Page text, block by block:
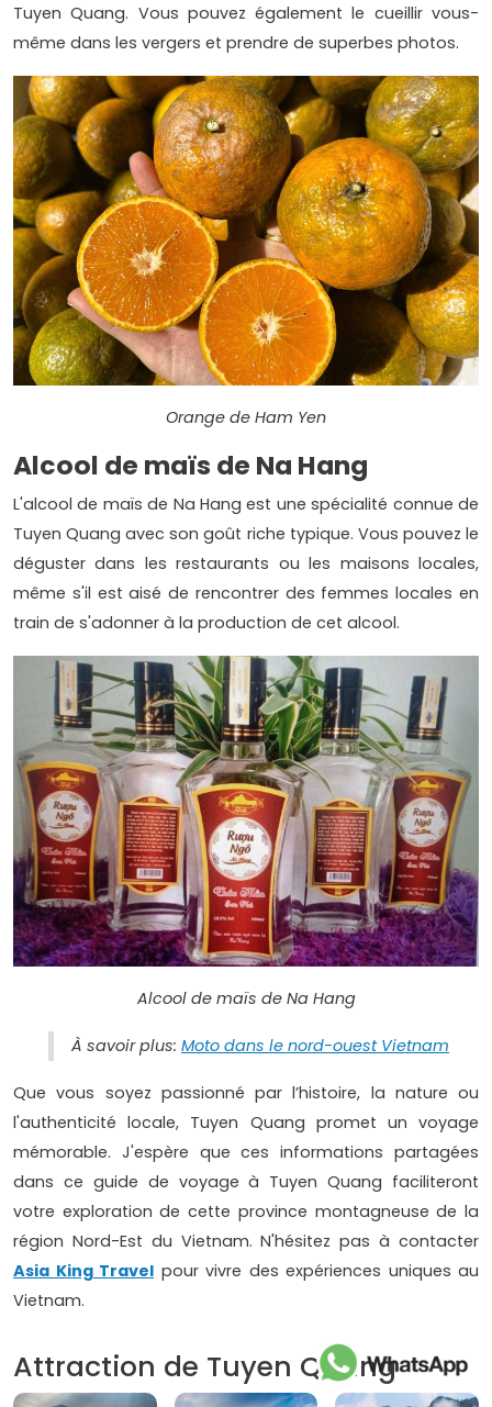
Tuyen Quang. Vous pouvez également le cueillir vous-
même dans les vergers et prendre de superbes photos.
Orange de Ham Yen
Alcool de maïs de Na Hang
L'alcool de maïs de Na Hang est une spécialité connue de
Tuyen Quang avec son goût riche typique. Vous pouvez le
déguster dans les restaurants ou les maisons locales,
même s'il est aisé de rencontrer des femmes locales en
train de s'adonner à la production de cet alcool.
Alcool de maïs de Na Hang
À savoir plus: Moto dans le nord-ouest Vietnam
Que vous soyez passionné par l’histoire, la nature ou
l'authenticité locale, Tuyen Quang promet un voyage
mémorable. J'espère que ces informations partagées
dans ce guide de voyage à Tuyen Quang faciliteront
votre exploration de cette province montagneuse de la
région Nord-Est du Vietnam. N'hésitez pas à contacter
Asia King Travel pour vivre des expériences uniques au
Vietnam.
Attraction de Tuyen Quang